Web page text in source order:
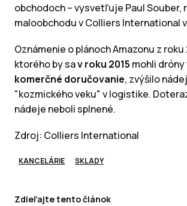
obchodoch – vysvetľuje Paul Souber,
maloobchodu v Colliers International
Oznámenie o plánoch Amazonu z roku
ktorého by sav roku 2015 mohli
komerčné doručovanie, zvýšilo
"kozmického veku" v logistike.
nádeje neboli splnené.
Zdroj: Colliers International
KANCELÁRIE SKLADY
Zdieľajte tento článok